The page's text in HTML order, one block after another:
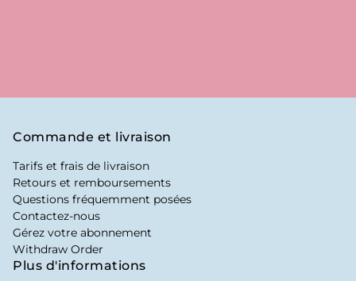
Commande et livraison
Tarifs et frais de livraison
Retours et remboursements
Questions fréquemment posées
Contactez-nous
Gérez votre abonnement
Withdraw Order
Plus d'informations